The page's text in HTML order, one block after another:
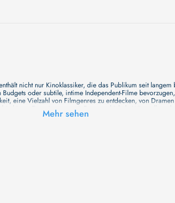
nicht nur Kinoklassiker, die das Publikum seit
oder subtile, intime Independent-Filme
eine Vielzahl von Filmgenres zu entdecken, von
hin zu Experimenten mit Form und Inhalt. Wir wollen,
Meisterwerke des unabhängigen Kinos zu zeigen,
Schaffen vertiefen, was das Ansehen von Filmen zu
Mehr sehen